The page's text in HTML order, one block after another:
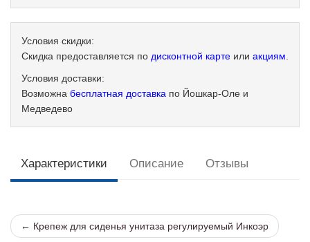
Условия скидки:
Скидка предоставляется по дисконтной карте или акциям
Условия доставки:
Возможна бесплатная доставка по Йошкар-Оле и
Медведево
Характеристики Описание Отзывы
← Крепеж для сиденья унитаза регулируемый Инкоэр